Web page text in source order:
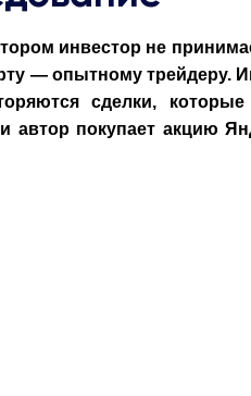
инвестор не
— опытному трейдеру.
сделки,
автор покупает акцию